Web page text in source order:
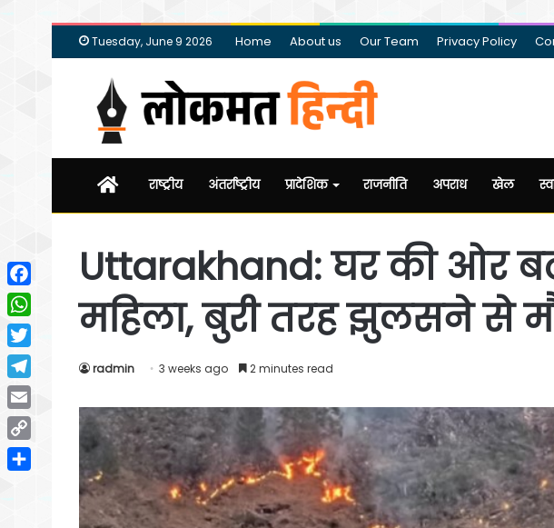
Tuesday, June 9 2026 Home About us Our Team Privacy Policy
Homeराष्ट्रीय अंतर्राष्ट्रीय प्रादेशिक राजनीति अपराध खेल
Uttarakhand: घर की ओर
महिला, बुरी तरह झुलसने से
radmin 3 weeks ago 2 minutes read
Facebook
WhatsApp
Twitter
Telegram
Email
Copy
Link